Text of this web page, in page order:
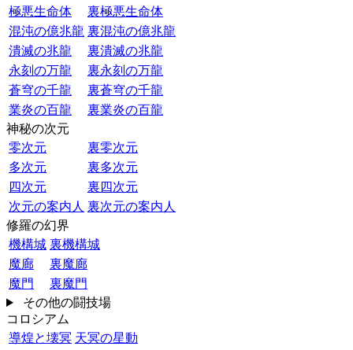
極悪生命体
裏極悪生命体
混沌の億兆龍 裏混沌の億兆龍
潰滅の兆龍
裏潰滅の兆龍
永刻の万龍
裏永刻の万龍
蒼穹の千龍
裏蒼穹の千龍
業炎の百龍
裏業炎の百龍
神秘の次元
零次元
裏零次元
多次元
裏多次元
四次元
裏四次元
次元の案内人 裏次元の案内人
修羅の幻界
機構城 裏機構城
魔廊
裏魔廊
魔門
裏魔門
その他の闘技場
コロシアム
導煌と壊冥 天冥の星動